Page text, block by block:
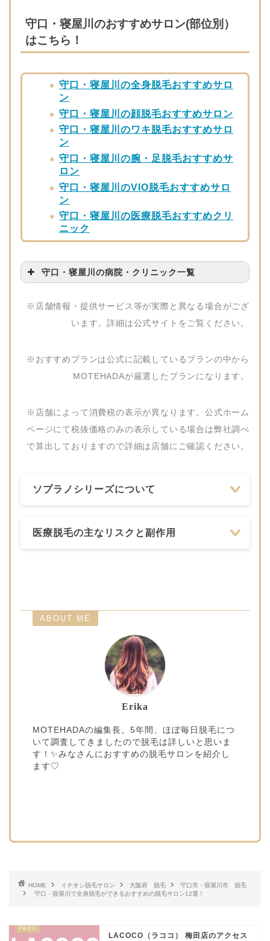
守口・寝屋川のおすすめサロン(部位別）
はこちら！
守口・寝屋川の全身脱毛おすすめサロ
ン
守口・寝屋川の顔脱毛おすすめサロン
守口・寝屋川のワキ脱毛おすすめサロ
ン
守口・寝屋川の腕・足脱毛おすすめサ
ロン
守口・寝屋川のVIO脱毛おすすめサロ
ン
守口・寝屋川の医療脱毛おすすめクリ
ニック
守口・寝屋川の病院・クリニック一覧
くりはら形成外科・
皮フ科・美容皮フ科
※店舗情報・提供サービス等が実際と異なる場合がござ
います。詳細は公式サイトをご覧ください。
※おすすめプランは公式に記載しているプランの中から
MOTEHADAが厳選したプランになります。
※店舗によって消費税の表示が異なります。公式ホーム
ページにて税抜価格のみの表示している場合は弊社調べ
で算出しておりますので詳細は店舗にご確認ください。
ソプラノシリーズについて
医療脱毛の主なリスクと副作用
ABOUT ME
Erika
MOTEHADAの編集長。5年間、ほぼ毎日脱毛につ
いて調査してきましたので脱毛は詳しいと思いま
す！✨みなさんにおすすめの脱毛サロンを紹介し
ます♡
HOME イチオシ脱毛サロン 大阪府 脱毛
守口市・寝屋川市 脱毛
守口・寝屋川で全身脱毛ができるおすすめの脱毛サロン12選！
LACOCO（ラココ） 梅田店のアクセス